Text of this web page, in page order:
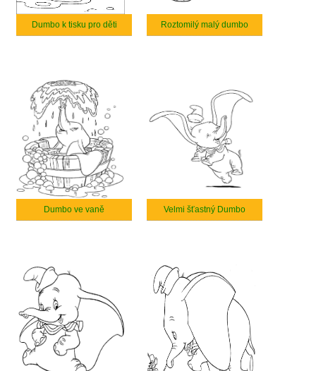
Dumbo k tisku pro děti Roztomilý malý dumbo
Dumbo ve vaně Velmi šťastný Dumbo